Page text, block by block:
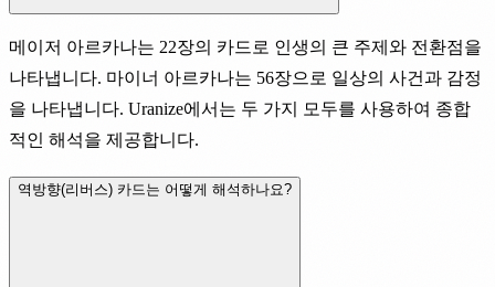
메이저 아르카나는 22장의 카드로 인생의 큰 주제와 전환점을
나타냅니다. 마이너 아르카나는 56장으로 일상의 사건과 감정
을 나타냅니다. Uranize에서는 두 가지 모두를 사용하여 종합
적인 해석을 제공합니다.
역방향(리버스) 카드는 어떻게 해석하나요?